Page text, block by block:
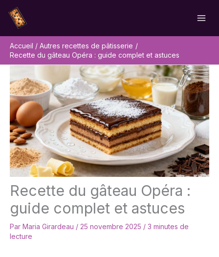
contenu
Accueil
Autres recettes de pâtisserie
Recette du gâteau Opéra : guide complet et astuces
Recette du gâteau Opéra :
guide complet et astuces
Par Maria Girardeau / 25 novembre 2025 / 3 minutes de
lecture
Rechercher